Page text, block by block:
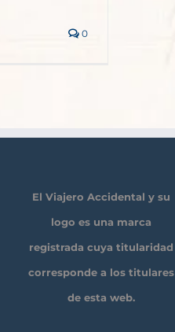
0
El Viajero Accidental y su
logo es una marca
registrada cuya titularidad
corresponde a los titulares
de esta web.